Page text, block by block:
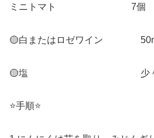
ミニトマト 7個
🟡白またはロゼワイン
🟡塩 少
⭐️手順⭐️